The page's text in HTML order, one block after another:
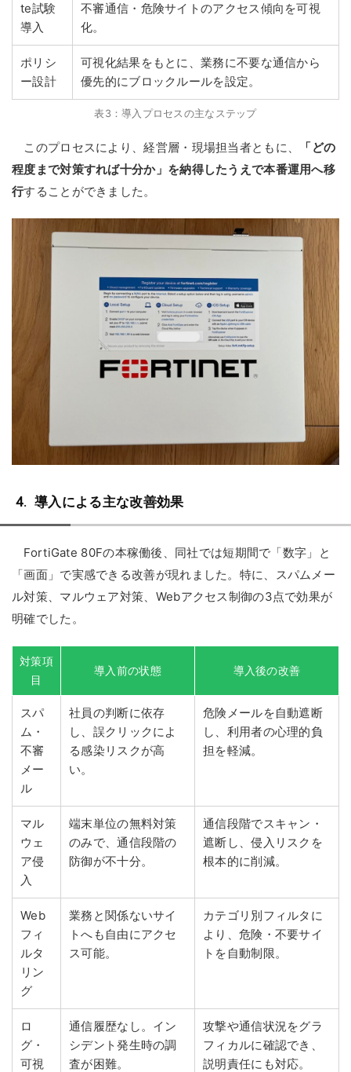
te試験
導入
不審通信・危険サイトのアクセス傾向を可視
化。
ポリシ
ー設計
可視化結果をもとに、業務に不要な通信から
優先的にブロックルールを設定。
表3：導入プロセスの主なステップ
このプロセスにより、経営層・現場担当者ともに、
「どの
程度まで対策すれば十分か」を納得したうえで本番運用へ移
行することができました。
導入による主な改善効果
FortiGate 80Fの本稼働後、同社では短期間で「数字」と
「画面」で実感できる改善が現れました。特に、スパムメー
ル対策、マルウェア対策、Webアクセス制御の3点で効果が
明確でした。
対策項
目
導入前の状態 導入後の改善
スパ
ム・
不審
メー
ル
社員の判断に依存
し、誤クリックによ
る感染リスクが高
い。
危険メールを自動遮断
し、利用者の心理的負
担を軽減。
マル
ウェ
ア侵
入
端末単位の無料対策
のみで、通信段階の
防御が不十分。
通信段階でスキャン・
遮断し、侵入リスクを
根本的に削減。
Web
フィ
ルタ
リン
グ
業務と関係ないサイ
トへも自由にアクセ
ス可能。
カテゴリ別フィルタに
より、危険・不要サイ
トを自動制限。
ロ
グ・
可視
通信履歴なし。イン
シデント発生時の調
査が困難。
攻撃や通信状況をグラ
フィカルに確認でき、
説明責任にも対応。